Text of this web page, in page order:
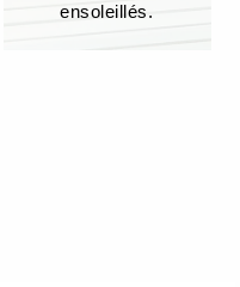
ensoleillés.